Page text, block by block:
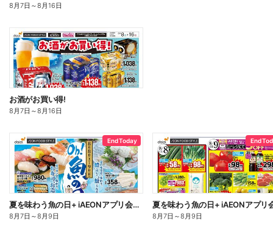
8月7日 ～8月16日
お酒がお買い得!
8月7日 ～8月16日
End Today
夏を味わう魚の日+ iAEONアプリ会員さま限定割引実施:オモテ
8月7日 ～8月9日
End
8月7日 ～8月9日